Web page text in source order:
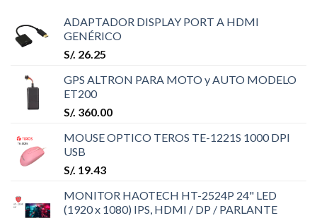
ADAPTADOR DISPLAY PORT A HDMI
GENÉRICO
S/. 26.25
GPS ALTRON PARA MOTO y AUTO MODELO
ET200
S/. 360.00
MOUSE OPTICO TEROS TE-1221S 1000 DPI
USB
S/. 19.43
MONITOR HAOTECH HT-2524P 24" LED
(1920 x 1080) IPS, HDMI / DP / PARLANTE